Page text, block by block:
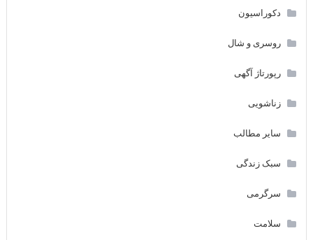
دکوراسیون
روسری و شال
رپورتاژ آگهی
زناشویی
سایر مطالب
سبک زندگی
سرگرمی
سلامت